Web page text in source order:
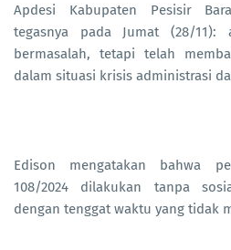
Apdesi Kabupaten Pesisir
tegasnya pada Jumat (28/
bermasalah, tetapi telah
dalam situasi krisis administrasi
Edison mengatakan bahwa
108/2024 dilakukan tanpa
dengan tenggat waktu yang tidak